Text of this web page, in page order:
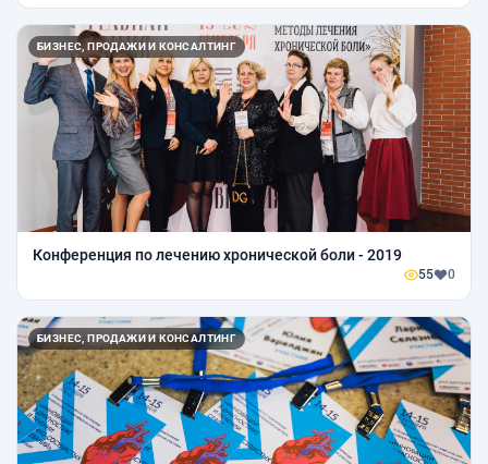
БИЗНЕС, ПРОДАЖИ И КОНСАЛТИНГ
Конференция по лечению хронической боли - 2019
55 0
БИЗНЕС, ПРОДАЖИ И КОНСАЛТИНГ